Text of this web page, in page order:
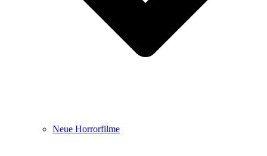
Neue Horrorfilme